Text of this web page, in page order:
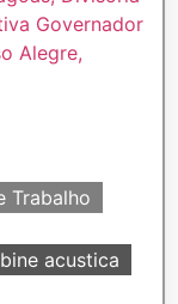
Trabalho
acustica